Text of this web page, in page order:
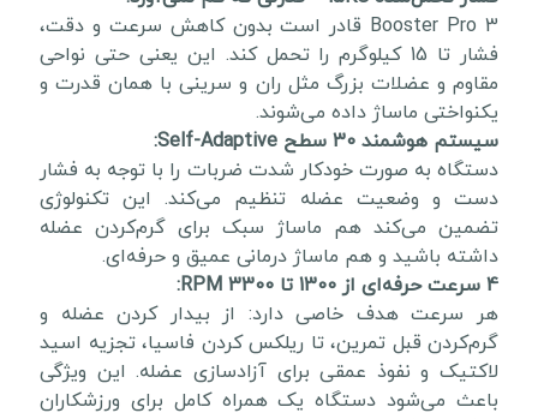
Booster Pro 3 قادر است بدون کاهش سرعت و دقت،
فشار تا 15 کیلوگرم را تحمل کند. این یعنی حتی نواحی
مقاوم و عضلات بزرگ مثل ران و سرینی با همان قدرت و
یکنواختی ماساژ داده می‌شوند.
سیستم هوشمند 30 سطح Self-Adaptive:
دستگاه به صورت خودکار شدت ضربات را با توجه به فشار
دست و وضعیت عضله تنظیم می‌کند. این تکنولوژی
تضمین می‌کند هم ماساژ سبک برای گرم‌کردن عضله
داشته باشید و هم ماساژ درمانی عمیق و حرفه‌ای.
4 سرعت حرفه‌ای از 1300 تا 3300 RPM:
هر سرعت هدف خاصی دارد: از بیدار کردن عضله و
گرم‌کردن قبل تمرین، تا ریلکس کردن فاسیا، تجزیه اسید
لاکتیک و نفوذ عمقی برای آزادسازی عضله. این ویژگی
باعث می‌شود دستگاه یک همراه کامل برای ورزشکاران